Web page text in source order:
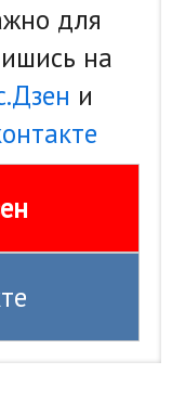
для
на
и